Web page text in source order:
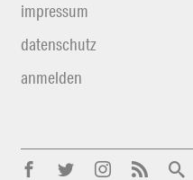
impressum
datenschutz
anmelden